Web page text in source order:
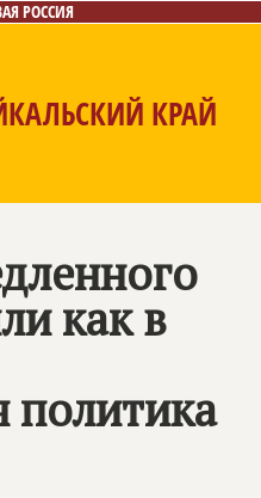
РОССИЯ
КРАЙ
как в
политика